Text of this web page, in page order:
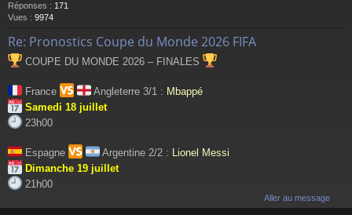
Réponses : 171
Vues : 9974
Re: Pronostics Coupe du Monde 2026 FIFA
COUPE DU MONDE 2026 – FINALES
France Angleterre 3/1 : Mbappé
Samedi 18 juillet
23h00
Espagne Argentine 2/2 :
Lionel Messi
Dimanche 19 juillet
21h00
Aller au message